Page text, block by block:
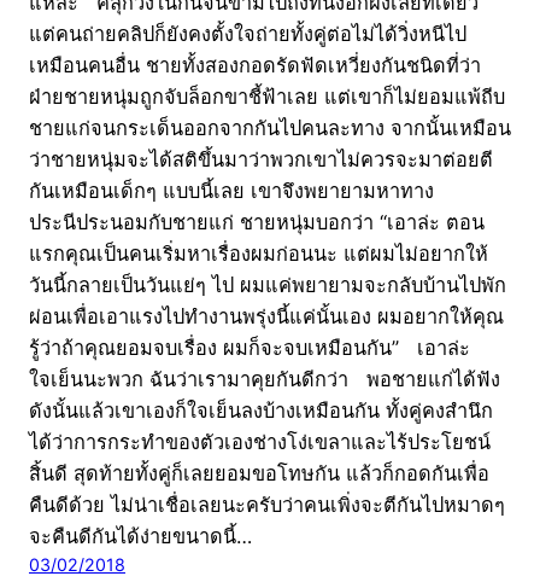
แต่คนถ่ายคลิปก็ยังคงตั้งใจถ่ายทั้งคู่ต่อไม่ได้วิ่งหนีไป
เหมือนคนอื่น ชายทั้งสองกอดรัดฟัดเหวี่ยงกันชนิดที่ว่า
ฝ่ายชายหนุ่มถูกจับล็อกขาชี้ฟ้าเลย แต่เขาก็ไม่ยอมแพ้ถีบ
ชายแก่จนกระเด็นออกจากกันไปคนละทาง จากนั้นเหมือน
ว่าชายหนุ่มจะได้สติขึ้นมาว่าพวกเขาไม่ควรจะมาต่อยตี
กันเหมือนเด็กๆ แบบนี้เลย เขาจึงพยายามหาทาง
ประนีประนอมกับชายแก่ ชายหนุ่มบอกว่า “เอาล่ะ ตอน
แรกคุณเป็นคนเริ่มหาเรื่องผมก่อนนะ แต่ผมไม่อยากให้
วันนี้กลายเป็นวันแย่ๆ ไป ผมแค่พยายามจะกลับบ้านไปพัก
ผ่อนเพื่อเอาแรงไปทำงานพรุ่งนี้แค่นั้นเอง ผมอยากให้คุณ
รู้ว่าถ้าคุณยอมจบเรื่อง ผมก็จะจบเหมือนกัน” เอาล่ะ
ใจเย็นนะพวก ฉันว่าเรามาคุยกันดีกว่า พอชายแก่ได้ฟัง
ดังนั้นแล้วเขาเองก็ใจเย็นลงบ้างเหมือนกัน ทั้งคู่คงสำนึก
ได้ว่าการกระทำของตัวเองช่างโง่เขลาและไร้ประโยชน์
สิ้นดี สุดท้ายทั้งคู่ก็เลยยอมขอโทษกัน แล้วก็กอดกันเพื่อ
คืนดีด้วย ไม่น่าเชื่อเลยนะครับว่าคนเพิ่งจะตีกันไปหมาดๆ
จะคืนดีกันได้ง่ายขนาดนี้…
03/02/2018